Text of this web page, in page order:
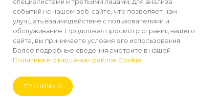
ПОЛИТИКА КОНФИДЕНЦИАЛЬНОСТИ
2026 © ООО "АЛЬФА-ТЕРМ КОМПЛЕКТ"
событий на нашем веб-сайте, что позволяет нам
улучшать взаимодействие с пользователями и
обслуживание. Продолжая просмотр страниц нашего
сайта, вы принимаете условия его использования.
Более подробные сведения смотрите в нашей
Политике в отношении файлов Cookie
ПРИНИМАЮ